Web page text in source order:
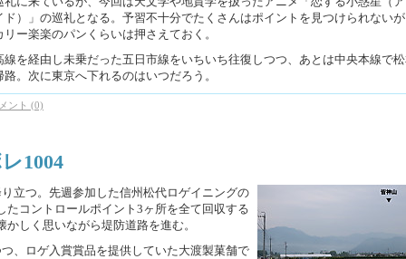
ド）」の巡礼となる。予習不十分でたくさんはポイントを見つけられない
リー楽楽のパンくらいは押さえておく。
線を経由し未乗だった五日市線をいちいち往復しつつ、あとは中央本線で
路。次に東京へ下れるのはいつだろう。
ント (0)
1004
立つ。先週参加した信州松代ロゲイニングの
コントロールポイント3ヶ所を全て回収する
しく思いながら堤防道路を進む。
、ロゲ入賞賞品を提供していた大渡製菓舗で